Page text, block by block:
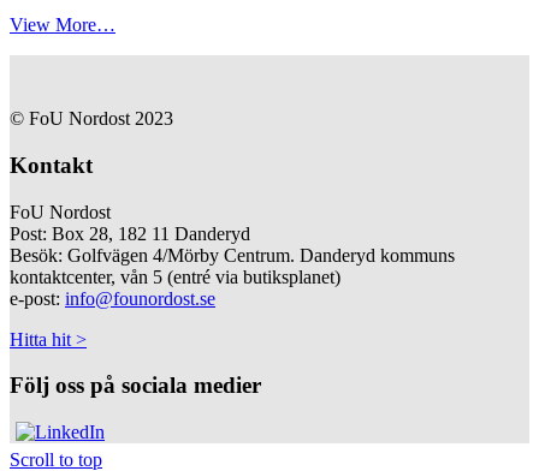
View More…
© FoU Nordost 2023
Kontakt
FoU Nordost
Post: Box 28, 182 11 Danderyd
Besök: Golfvägen 4/Mörby Centrum. Danderyd kommuns
kontaktcenter, vån 5 (entré via butiksplanet)
e-post: info@founordost.se
Hitta hit >
Följ oss på sociala medier
Scroll to top